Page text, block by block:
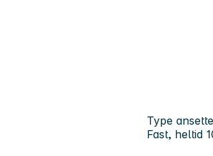
Type
Fast, heltid